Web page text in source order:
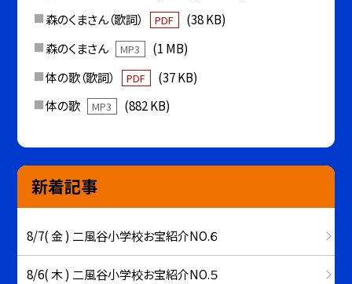
森のくまさん（歌詞）
PDF
(38 KB)
森のくまさん
MP3
(1 MB)
体の歌（歌詞）
PDF
(37 KB)
体の歌
MP3 (882 KB)
新着記事
8/7( 金 ) 二風谷小学校お宝紹介NO.６
8/6( 木 ) 二風谷小学校お宝紹介NO.５